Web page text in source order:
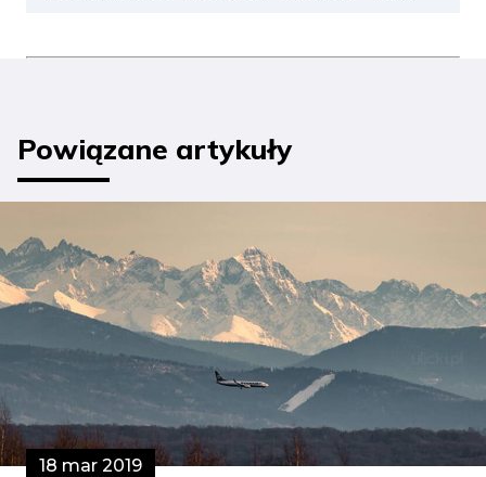
Powiązane artykuły
18 mar 2019